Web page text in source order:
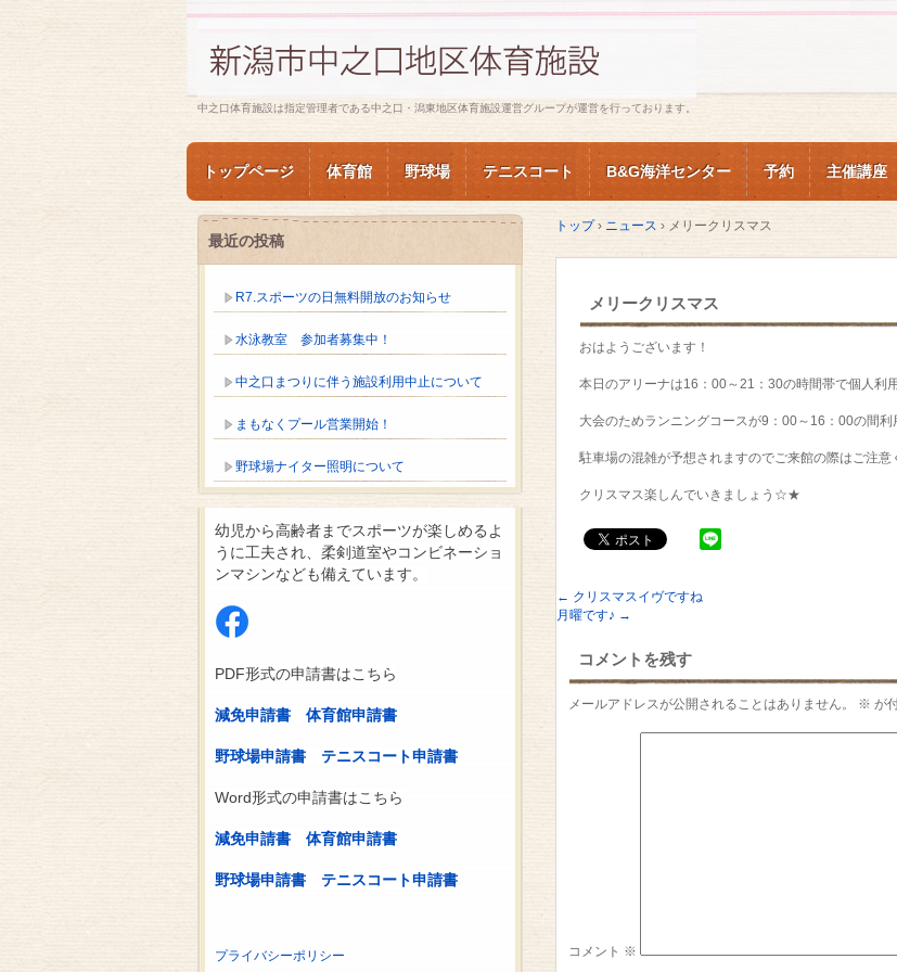
中之口体育施設は指定管理者である中之口・潟東地区体育施設運営グループが運営を行っております。
トップページ 体育館 野球場 テニスコート B&G海洋センター 予約 主催講座
トップ › ニュース › メリークリスマス
メリークリスマス
おはようございます！
本日のアリーナは16：00～21：30の時間帯で個人利
大会のためランニングコースが9：00～16：00の間利
駐車場の混雑が予想されますのでご来館の際はご注意
クリスマス楽しんでいきましょう☆★
← クリスマスイヴですね
月曜です♪ →
コメントを残す
メールアドレスが公開されることはありません。 ※ が
コメント ※
最近の投稿
R7.スポーツの日無料開放のお知らせ
水泳教室 参加者募集中！
中之口まつりに伴う施設利用中止について
まもなくプール営業開始！
野球場ナイター照明について
幼児から高齢者までスポーツが楽しめるよ
うに工夫され、柔剣道室やコンビネーショ
ンマシンなども備えています。
PDF形式の申請書はこちら
減免申請書 体育館申請書
野球場申請書 テニスコート申請書
Word形式の申請書はこちら
減免申請書 体育館申請書
野球場申請書 テニスコート申請書
プライバシーポリシー